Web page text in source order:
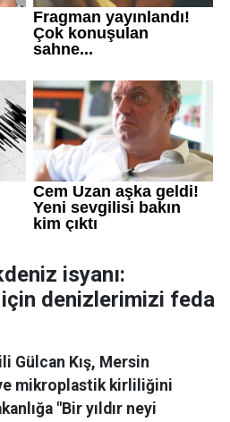
isyanı:
için denizlerimizi feda
Gülcan Kış, Mersin
mikroplastik kirliliğini
"Bir yıldır neyi